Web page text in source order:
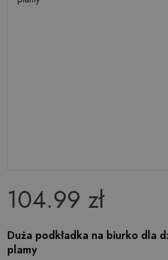
104.99 zł
Duża podkładka na biurko dla
plamy